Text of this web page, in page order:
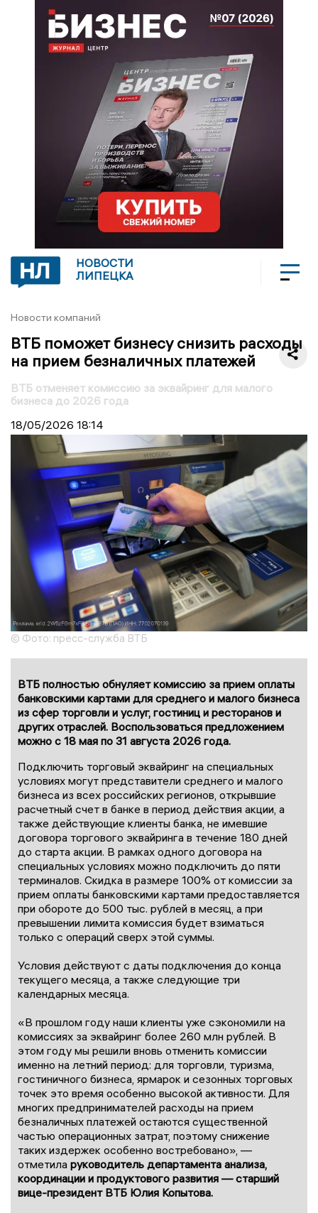
НОВОСТИ
ЛИПЕЦКА
Новости компаний
ВТБ поможет бизнесу снизить расходы
на прием безналичных платежей
ВТБ отменяет комиссию за эквайринг для малого
бизнеса до 2026 года
18/05/2026 18:14
© Фото: пресс-служба ВТБ
ВТБ полностью обнуляет комиссию за прием оплаты
банковскими картами для среднего и малого бизнеса
из сфер торговли и услуг, гостиниц и ресторанов и
других отраслей. Воспользоваться предложением
можно с 18 мая по 31 августа 2026 года.
Подключить торговый эквайринг на специальных
условиях могут представители среднего и малого
бизнеса из всех российских регионов, открывшие
расчетный счет в банке в период действия акции, а
также действующие клиенты банка, не имевшие
договора торгового эквайринга в течение 180 дней
до старта акции. В рамках одного договора на
специальных условиях можно подключить до пяти
терминалов. Скидка в размере 100% от комиссии за
прием оплаты банковскими картами предоставляется
при обороте до 500 тыс. рублей в месяц, а при
превышении лимита комиссия будет взиматься
только с операций сверх этой суммы.
Условия действуют с даты подключения до конца
текущего месяца, а также следующие три
календарных месяца.
«В прошлом году наши клиенты уже сэкономили на
комиссиях за эквайринг более 260 млн рублей. В
этом году мы решили вновь отменить комиссии
именно на летний период: для торговли, туризма,
гостиничного бизнеса, ярмарок и сезонных торговых
точек это время особенно высокой активности. Для
многих предпринимателей расходы на прием
безналичных платежей остаются существенной
частью операционных затрат, поэтому снижение
таких издержек особенно востребовано», —
отметила руководитель департамента анализа,
координации и продуктового развития — старший
вице-президент ВТБ Юлия Копытова.